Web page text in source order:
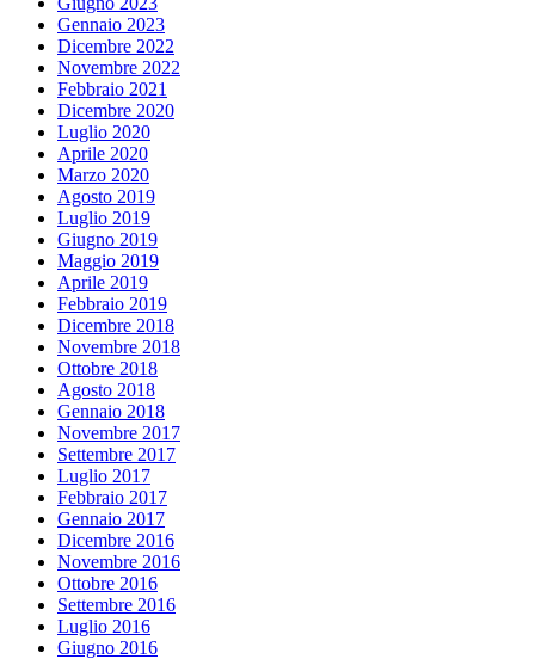
Gennaio 2023
Dicembre 2022
Novembre 2022
Febbraio 2021
Dicembre 2020
Luglio 2020
Aprile 2020
Marzo 2020
Agosto 2019
Luglio 2019
Giugno 2019
Maggio 2019
Aprile 2019
Febbraio 2019
Dicembre 2018
Novembre 2018
Ottobre 2018
Agosto 2018
Gennaio 2018
Novembre 2017
Settembre 2017
Luglio 2017
Febbraio 2017
Gennaio 2017
Dicembre 2016
Novembre 2016
Ottobre 2016
Settembre 2016
Luglio 2016
Giugno 2016